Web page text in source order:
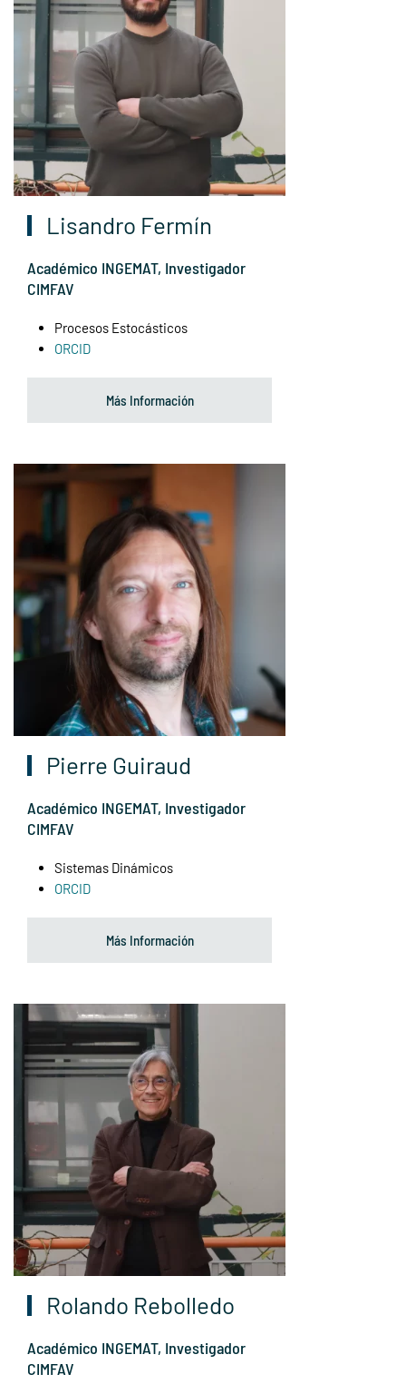
Lisandro Fermín
Académico INGEMAT, Investigador
CIMFAV
Procesos Estocásticos
ORCID
Más Información
Pierre Guiraud
Académico INGEMAT, Investigador
CIMFAV
Sistemas Dinámicos
ORCID
Más Información
Rolando Rebolledo
Académico INGEMAT, Investigador
CIMFAV